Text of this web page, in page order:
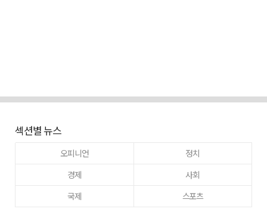
섹션별 뉴스
오피니언
정치
경제
사회
국제
스포츠